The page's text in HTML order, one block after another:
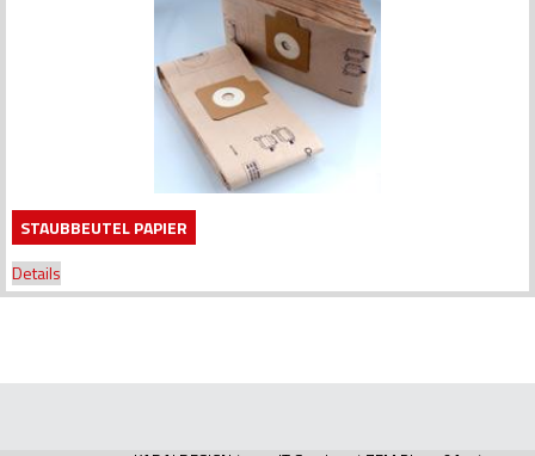
STAUBBEUTEL PAPIER
Details